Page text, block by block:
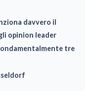
davvero il
opinion leader
tre